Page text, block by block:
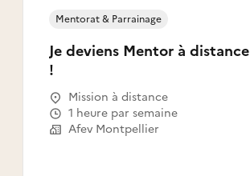
Je deviens Mentor à distance
!
Mentorat & Parrainage
Mission à distance
1 heure par semaine
Afev Montpellier